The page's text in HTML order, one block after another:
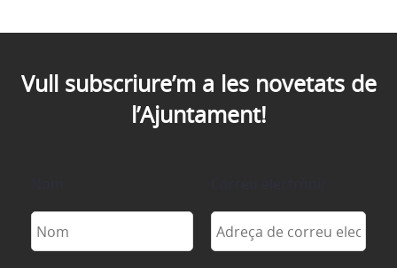
Vull subscriure’m a les novetats de
l’Ajuntament!